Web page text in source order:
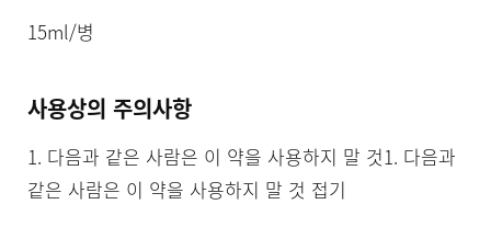
15ml/병
사용상의 주의사항
1. 다음과 같은 사람은 이 약을 사용하지 말 것1. 다음과
같은 사람은 이 약을 사용하지 말 것 접기